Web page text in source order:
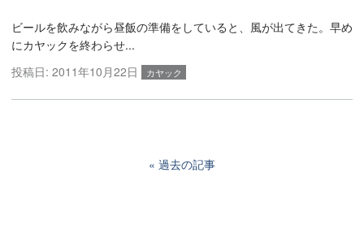
ビールを飲みながら昼飯の準備をしていると、風が出てきた。早め
にカヤックを終わらせ...
投稿日: 2011年10月22日 カヤック
過去の記事